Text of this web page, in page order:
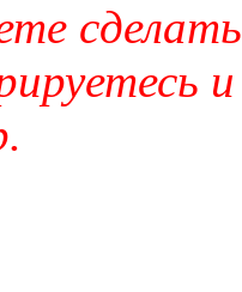
сделать